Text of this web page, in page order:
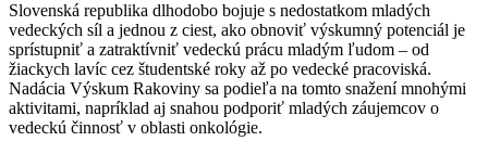
Slovenská republika dlhodobo bojuje s nedostatkom mladých
vedeckých síl a jednou z ciest, ako obnoviť výskumný potenciál je
sprístupniť a zatraktívniť vedeckú prácu mladým ľudom – od
žiackych lavíc cez študentské roky až po vedecké pracoviská.
Nadácia Výskum Rakoviny sa podieľa na tomto snažení mnohými
aktivitami, napríklad aj snahou podporiť mladých záujemcov o
vedeckú činnosť v oblasti onkológie.